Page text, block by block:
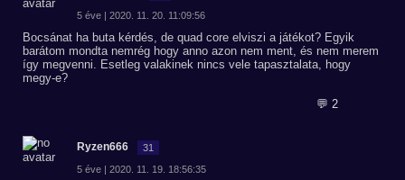
5 éve | 2020. 11. 20. 11:09:56
Bocsánat ha buta kérdés, de quad core elviszi a játékot? Egyik
barátom mondta nemrég hogy anno azon nem ment, és nem merem
így megvenni. Esetleg valakinek nincs vele tapasztalata, hogy
megy-e?
💬 2
Ryzen666 31
5 éve | 2020. 11. 19. 18:56:35